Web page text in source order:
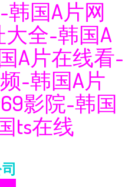
国A片网
全-韩国A
A片在线看-
-韩国A片
影院-韩国
ts在线